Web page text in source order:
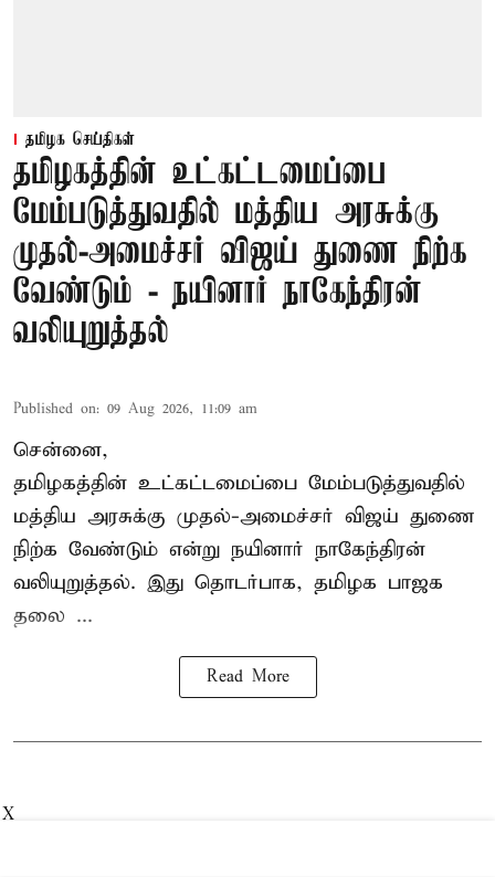
தமிழக செய்திகள்
தமிழகத்தின் உட்கட்டமைப்பை
மேம்படுத்துவதில் மத்திய அரசுக்கு
முதல்-அமைச்சர் விஜய் துணை நிற்க
வேண்டும் - நயினார் நாகேந்திரன்
வலியுறுத்தல்
Published on: 09 Aug 2026, 11:09 am
சென்னை,
தமிழகத்தின் உட்கட்டமைப்பை மேம்படுத்துவதில்
மத்திய அரசுக்கு முதல்-அமைச்சர் விஜய் துணை
நிற்க வேண்டும் என்று நயினார் நாகேந்திரன்
வலியுறுத்தல். இது தொடர்பாக, தமிழக பாஜக
தலை ...
Read More
X